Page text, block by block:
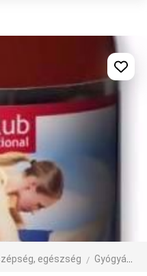
egészség Gyógyászat